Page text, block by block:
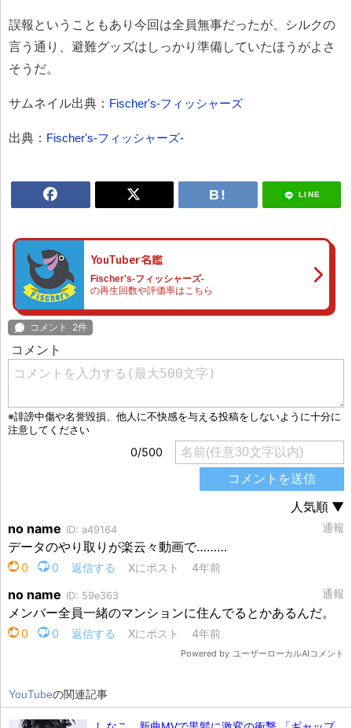
誤報ということもあり今回は全員無事だったが、シルクの
言う通り、避難グッズはしっかり準備していたほうがよさ
そうだ。
サムネイル出典： Fischer's-フィッシャーズ
出典： Fischer's-フィッシャーズ-
LINE
YouTuber名鑑
Fischer's-フィッシャーズ-
の再生回数や評価率はこちら
YouTubeの関連記事